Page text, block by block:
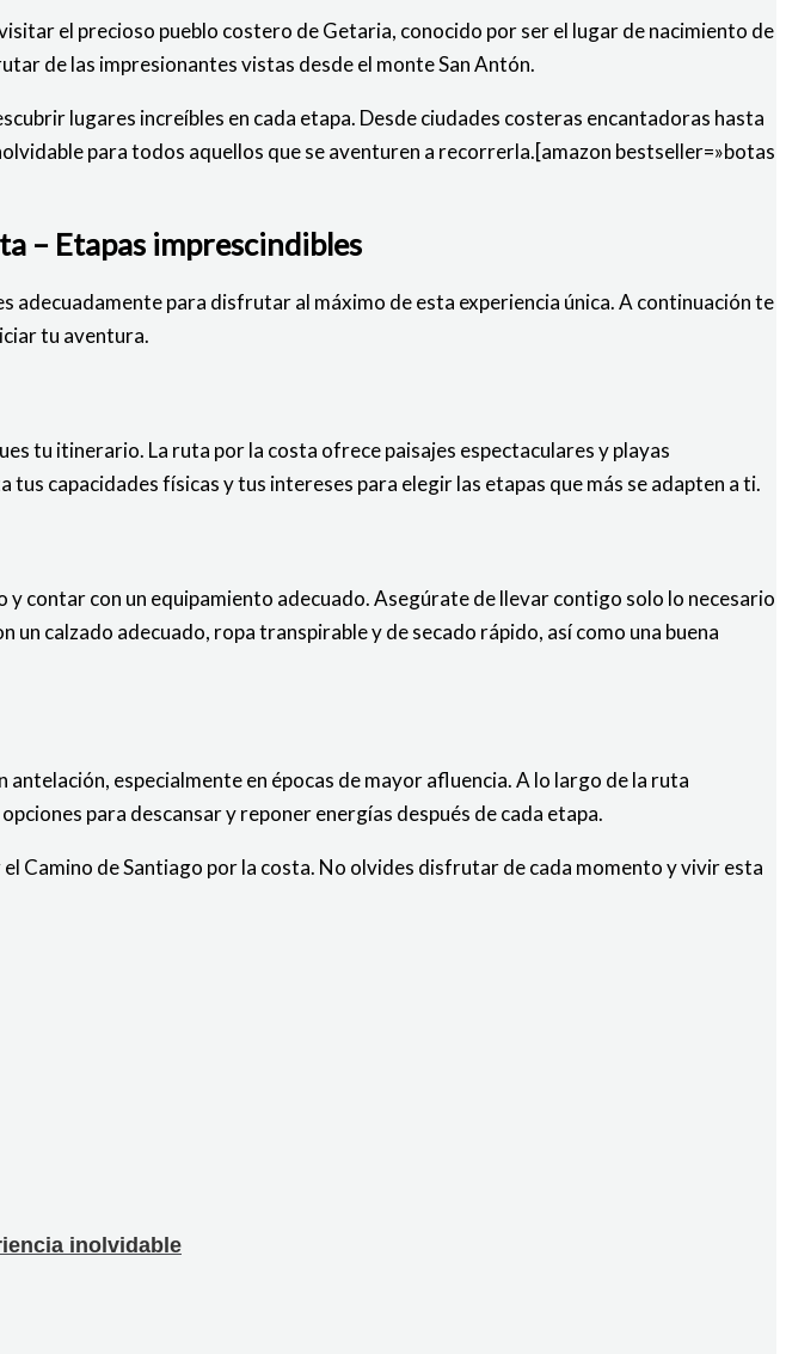
el precioso pueblo costero de Getaria, conocido por ser el lugar de nacimiento de
de las impresionantes vistas desde el monte San Antón.
lugares increíbles en cada etapa. Desde ciudades costeras encantadoras hasta
para todos aquellos que se aventuren a recorrerla.[amazon bestseller=»botas
– Etapas imprescindibles
adecuadamente para disfrutar al máximo de esta experiencia única. A continuación te
tu aventura.
tu itinerario. La ruta por la costa ofrece paisajes espectaculares y playas
capacidades físicas y tus intereses para elegir las etapas que más se adapten a ti.
contar con un equipamiento adecuado. Asegúrate de llevar contigo solo lo necesario
calzado adecuado, ropa transpirable y de secado rápido, así como una buena
especialmente en épocas de mayor afluencia. A lo largo de la ruta
para descansar y reponer energías después de cada etapa.
Camino de Santiago por la costa. No olvides disfrutar de cada momento y vivir esta
inolvidable